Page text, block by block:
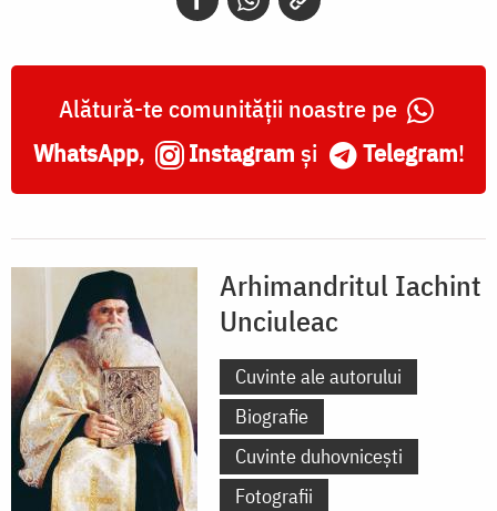
Alătură-te comunității noastre pe
WhatsApp, Instagram și Telegram!
Arhimandritul Iachint
Unciuleac
Cuvinte ale autorului
Biografie
Cuvinte duhovnicești
Fotografii